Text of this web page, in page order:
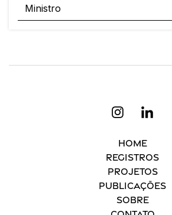
Ministro
Home
Registros
Projetos
Publicações
Sobre